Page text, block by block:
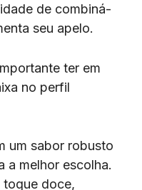
de combiná-
seu apelo.
ter em
no perfil
um sabor robusto
a melhor escolha.
toque doce,